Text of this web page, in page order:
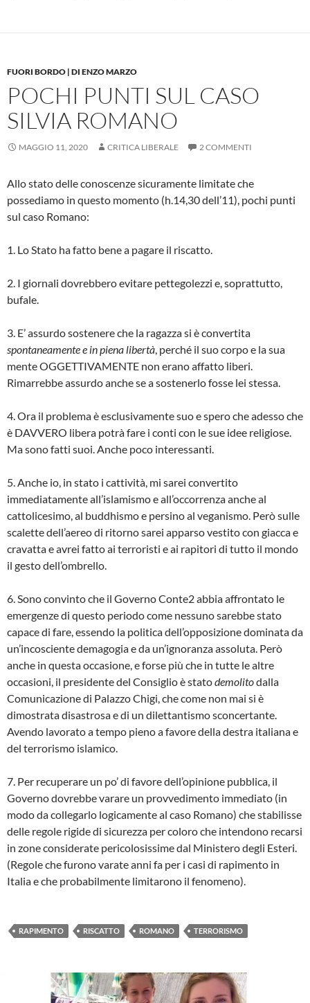
FUORI BORDO | DI ENZO MARZO
POCHI PUNTI SUL CASO
SILVIA ROMANO
MAGGIO 11, 2020 CRITICA LIBERALE 2 COMMENTI
Allo stato delle conoscenze sicuramente limitate che
possediamo in questo momento (h.14,30 dell’11), pochi punti
sul caso Romano:
1. Lo Stato ha fatto bene a pagare il riscatto.
2. I giornali dovrebbero evitare pettegolezzi e, soprattutto,
bufale.
3. E’ assurdo sostenere che la ragazza si è convertita
spontaneamente e in piena libertà , perché il suo corpo e la sua
mente OGGETTIVAMENTE non erano affatto liberi.
Rimarrebbe assurdo anche se a sostenerlo fosse lei stessa.
4. Ora il problema è esclusivamente suo e spero che adesso che
è DAVVERO libera potrà fare i conti con le sue idee religiose.
Ma sono fatti suoi. Anche poco interessanti.
5. Anche io, in stato i cattività, mi sarei convertito
immediatamente all’islamismo e all’occorrenza anche al
cattolicesimo, al buddhismo e persino al veganismo. Però sulle
scalette dell’aereo di ritorno sarei apparso vestito con giacca e
cravatta e avrei fatto ai terroristi e ai rapitori di tutto il mondo
il gesto dell’ombrello.
6. Sono convinto che il Governo Conte2 abbia affrontato le
emergenze di questo periodo come nessuno sarebbe stato
capace di fare, essendo la politica dell’opposizione dominata da
un’incosciente demagogia e da un’ignoranza assoluta. Però
anche in questa occasione, e forse più che in tutte le altre
occasioni, il presidente del Consiglio è statodemolitodalla
Comunicazione di Palazzo Chigi, che come non mai si è
dimostrata disastrosa e di un dilettantismo sconcertante.
Avendo lavorato a tempo pieno a favore della destra italiana e
del terrorismo islamico.
7. Per recuperare un po’ di favore dell’opinione pubblica, il
Governo dovrebbe varare un provvedimento immediato (in
modo da collegarlo logicamente al caso Romano) che stabilisse
delle regole rigide di sicurezza per coloro che intendono recarsi
in zone considerate pericolosissime dal Ministero degli Esteri.
(Regole che furono varate anni fa per i casi di rapimento in
Italia e che probabilmente limitarono il fenomeno).
RAPIMENTO RISCATTO ROMANO TERRORISMO